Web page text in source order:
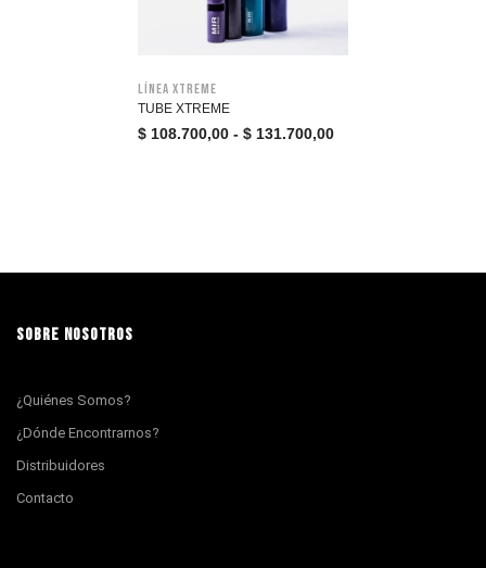
Línea Xtreme
TUBE XTREME
$ 108.700,00 - $ 131.700,00
SOBRE NOSOTROS
¿Quiénes Somos?
¿Dónde Encontrarnos?
Distribuidores
Contacto